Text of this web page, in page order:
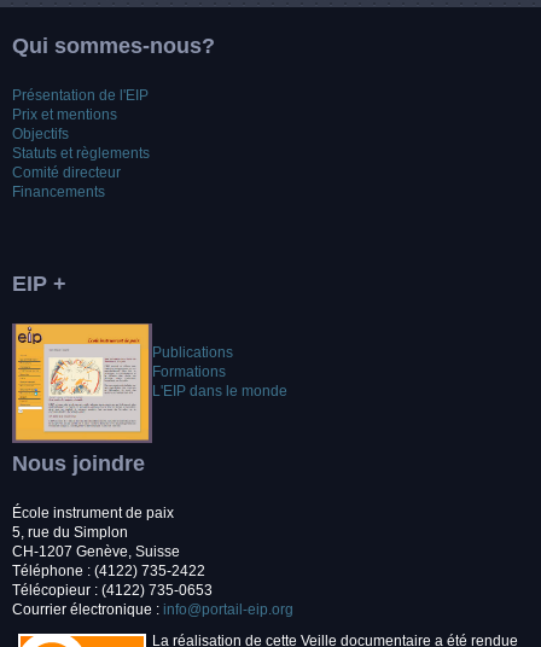
Qui sommes-nous?
Présentation de l'EIP
Prix et mentions
Objectifs
Statuts et règlements
Comité directeur
Financements
EIP +
Publications
Formations
L'EIP dans le monde
Nous joindre
École instrument de paix
5, rue du Simplon
CH-1207 Genève, Suisse
Téléphone : (4122) 735-2422
Télécopieur : (4122) 735-0653
Courrier électronique : info@portail-eip.org
La réalisation de cette Veille documentaire a été rendue